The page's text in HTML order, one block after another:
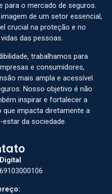
para o mercado de seguros.
de um setor essencial,
crucial na proteção e no
das pessoas.
trabalhamos para
e consumidores,
mais ampla e acessível
Nosso objetivo é não
inspirar e fortalecer a
impacta diretamente a
da sociedade.